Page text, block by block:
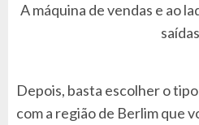
A máquina de vendas e ao
Depois, basta escolher o
com a região de Berlim que